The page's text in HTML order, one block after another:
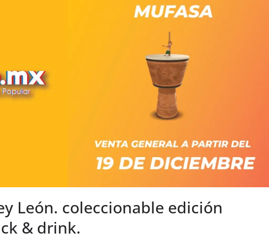
León. coleccionable edición
& drink.